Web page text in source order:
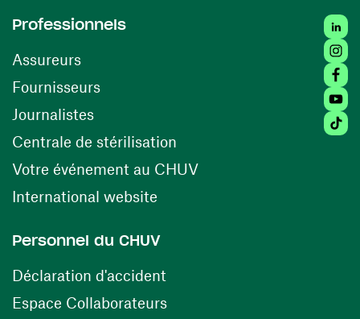
Professionnels
Assureurs
Fournisseurs(ouvre une nouvelle fenêtre)
Journalistes
Centrale de stérilisation (ouvre une nouvelle
Votre événement au CHUV(ouvre une nouvelle
International website
Personnel du CHUV
Déclaration d'accident
Espace Collaborateurs(ouvre une nouvelle fenêtre)